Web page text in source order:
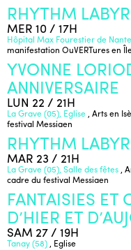
RHYTHM
MER 10 / 17H
Hôpital Max Fourestier de
manifestation OuVERTures en
YVONNE
ANNIVERSAIRE
LUN 22 / 21H
La Grave (05), Eglise , Arts en
festival Messiaen
RHYTHM
MAR 23 / 21H
La Grave (05), Salle des fêtes ,
cadre du festival Messiaen
FANTAISIES ET
D’HIER ET
SAM 27 / 19H
Tanay (58) , Eglise